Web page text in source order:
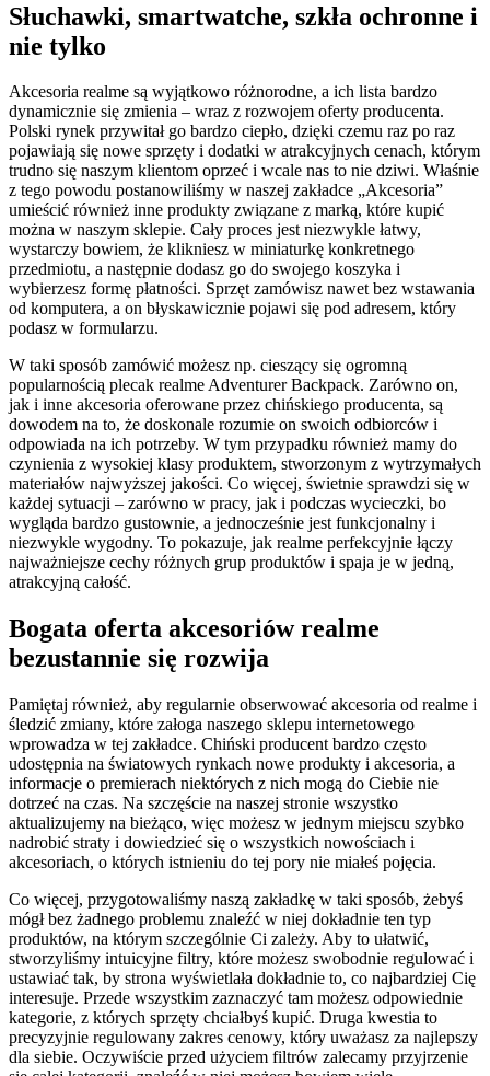
Słuchawki, smartwatche, szkła ochronne i
nie tylko
Akcesoria realme są wyjątkowo różnorodne, a ich lista bardzo
dynamicznie się zmienia – wraz z rozwojem oferty producenta.
Polski rynek przywitał go bardzo ciepło, dzięki czemu raz po raz
pojawiają się nowe sprzęty i dodatki w atrakcyjnych cenach, którym
trudno się naszym klientom oprzeć i wcale nas to nie dziwi. Właśnie
z tego powodu postanowiliśmy w naszej zakładce „Akcesoria”
umieścić również inne produkty związane z marką, które kupić
można w naszym sklepie. Cały proces jest niezwykle łatwy,
wystarczy bowiem, że klikniesz w miniaturkę konkretnego
przedmiotu, a następnie dodasz go do swojego koszyka i
wybierzesz formę płatności. Sprzęt zamówisz nawet bez wstawania
od komputera, a on błyskawicznie pojawi się pod adresem, który
podasz w formularzu.
W taki sposób zamówić możesz np. cieszący się ogromną
popularnością plecak realme Adventurer Backpack. Zarówno on,
jak i inne akcesoria oferowane przez chińskiego producenta, są
dowodem na to, że doskonale rozumie on swoich odbiorców i
odpowiada na ich potrzeby. W tym przypadku również mamy do
czynienia z wysokiej klasy produktem, stworzonym z wytrzymałych
materiałów najwyższej jakości. Co więcej, świetnie sprawdzi się w
każdej sytuacji – zarówno w pracy, jak i podczas wycieczki, bo
wygląda bardzo gustownie, a jednocześnie jest funkcjonalny i
niezwykle wygodny. To pokazuje, jak realme perfekcyjnie łączy
najważniejsze cechy różnych grup produktów i spaja je w jedną,
atrakcyjną całość.
Bogata oferta akcesoriów realme
bezustannie się rozwija
Pamiętaj również, aby regularnie obserwować akcesoria od realme i
śledzić zmiany, które załoga naszego sklepu internetowego
wprowadza w tej zakładce. Chiński producent bardzo często
udostępnia na światowych rynkach nowe produkty i akcesoria, a
informacje o premierach niektórych z nich mogą do Ciebie nie
dotrzeć na czas. Na szczęście na naszej stronie wszystko
aktualizujemy na bieżąco, więc możesz w jednym miejscu szybko
nadrobić straty i dowiedzieć się o wszystkich nowościach i
akcesoriach, o których istnieniu do tej pory nie miałeś pojęcia.
Co więcej, przygotowaliśmy naszą zakładkę w taki sposób, żebyś
mógł bez żadnego problemu znaleźć w niej dokładnie ten typ
produktów, na którym szczególnie Ci zależy. Aby to ułatwić,
stworzyliśmy intuicyjne filtry, które możesz swobodnie regulować i
ustawiać tak, by strona wyświetlała dokładnie to, co najbardziej Cię
interesuje. Przede wszystkim zaznaczyć tam możesz odpowiednie
kategorie, z których sprzęty chciałbyś kupić. Druga kwestia to
precyzyjnie regulowany zakres cenowy, który uważasz za najlepszy
dla siebie. Oczywiście przed użyciem filtrów zalecamy przyjrzenie